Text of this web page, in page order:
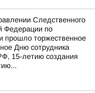
Следственного
Федерации по
прошло торжественное
Дню сотрудника
15-летию создания